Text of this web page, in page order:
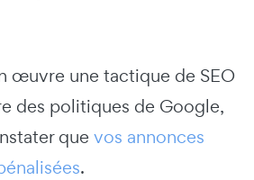
œuvre une tactique de SEO
des politiques de Google,
que vos annonces
.